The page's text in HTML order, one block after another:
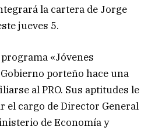
la cartera de Jorge
jueves 5.
«Jóvenes
porteño hace una
al PRO. Sus aptitudes le
cargo de Director General
de Economía y